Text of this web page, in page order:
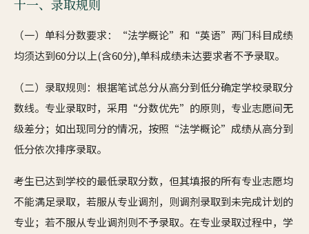
十一、录取规则
（一）单科分数要求：“法学概论”和“英语”两门科目成绩
均须达到60分以上(含60分),单科成绩未达要求者不予录取。
（二）录取规则：根据笔试总分从高分到低分确定学校录取分
数线。专业录取时，采用“分数优先”的原则，专业志愿间无
级差分；如出现同分的情况，按照“法学概论”成绩从高分到
低分依次排序录取。
考生已达到学校的最低录取分数，但其填报的所有专业志愿均
不能满足录取，若服从专业调剂，则调剂录取到未完成计划的
专业；若不服从专业调剂则不予录取。在专业录取过程中，学